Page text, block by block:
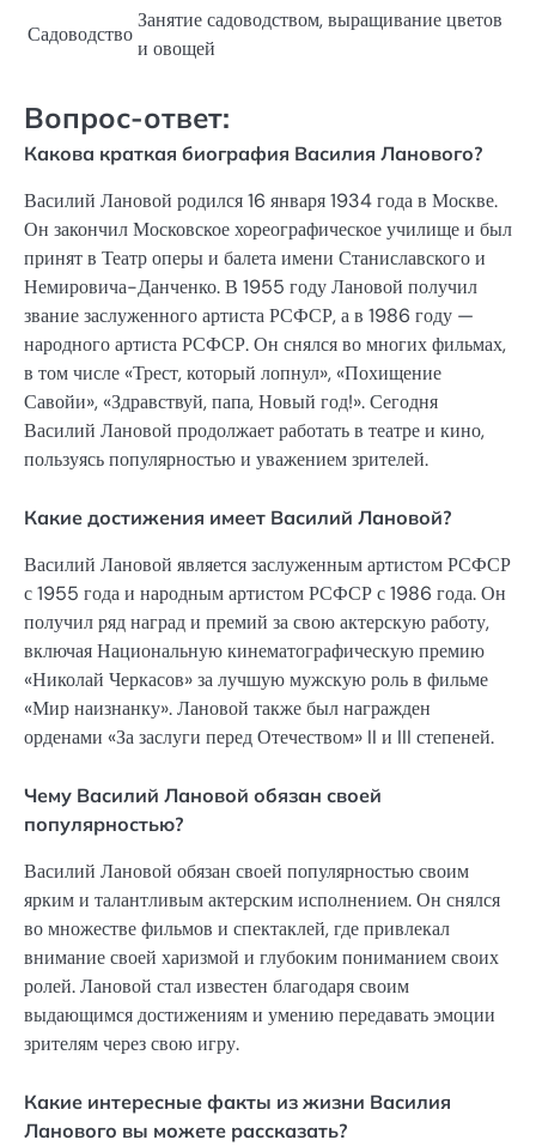
Садоводство
Занятие садоводством, выращивание цветов
и овощей
Вопрос-ответ:
Какова краткая биография Василия Ланового?
Василий Лановой родился 16 января 1934 года в Москве.
Он закончил Московское хореографическое училище и был
принят в Театр оперы и балета имени Станиславского и
Немировича-Данченко. В 1955 году Лановой получил
звание заслуженного артиста РСФСР, а в 1986 году —
народного артиста РСФСР. Он снялся во многих фильмах,
в том числе «Трест, который лопнул», «Похищение
Савойи», «Здравствуй, папа, Новый год!». Сегодня
Василий Лановой продолжает работать в театре и кино,
пользуясь популярностью и уважением зрителей.
Какие достижения имеет Василий Лановой?
Василий Лановой является заслуженным артистом РСФСР
с 1955 года и народным артистом РСФСР с 1986 года. Он
получил ряд наград и премий за свою актерскую работу,
включая Национальную кинематографическую премию
«Николай Черкасов» за лучшую мужскую роль в фильме
«Мир наизнанку». Лановой также был награжден
орденами «За заслуги перед Отечеством» II и III степеней.
Чему Василий Лановой обязан своей
популярностью?
Василий Лановой обязан своей популярностью своим
ярким и талантливым актерским исполнением. Он снялся
во множестве фильмов и спектаклей, где привлекал
внимание своей харизмой и глубоким пониманием своих
ролей. Лановой стал известен благодаря своим
выдающимся достижениям и умению передавать эмоции
зрителям через свою игру.
Какие интересные факты из жизни Василия
Ланового вы можете рассказать?